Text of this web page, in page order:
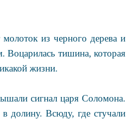
из черного дерева и
Воцарилась тишина, которая
жизни.
сигнал царя Соломона.
долину. Всюду, где стучали